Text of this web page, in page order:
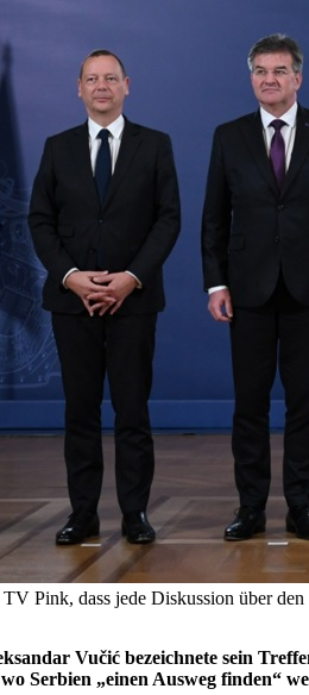
TV Pink, dass jede Diskussion über
Vučić bezeichnete sein
Serbien „einen Ausweg finden“